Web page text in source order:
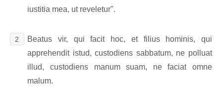
iustitia mea, ut reveletur".
2
Beatus vir, qui facit hoc, et filius hominis, qui
apprehendit istud, custodiens sabbatum, ne polluat
illud, custodiens manum suam, ne faciat omne
malum.